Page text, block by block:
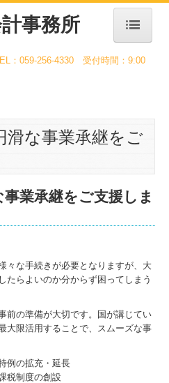
滑な事業承継をご
業承継をご支援しま
々な手続きが必要となりますが、大
たらよいのか分からず困ってしまう
前の準備が大切です。国が講じてい
大限活用することで、スムーズな事
例の拡充・延長
税制度の創設